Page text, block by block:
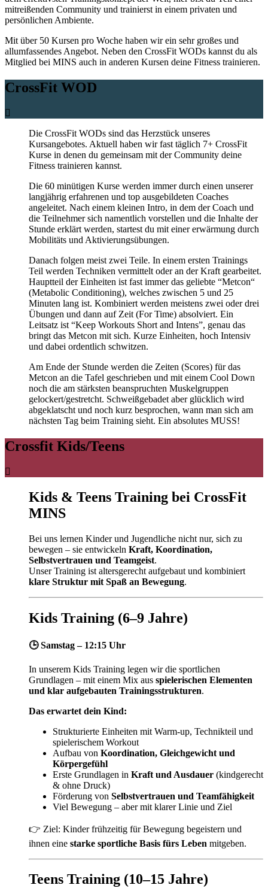
mitreißenden Community und trainierst in einem privaten und
persönlichen Ambiente.
Mit über 50 Kursen pro Woche haben wir ein sehr großes und
allumfassendes Angebot. Neben den CrossFit WODs kannst du als
Mitglied bei MINS auch in anderen Kursen deine Fitness trainieren.
CrossFit WOD
Die CrossFit WODs sind das Herzstück unseres
Kursangebotes. Aktuell haben wir fast täglich 7+ CrossFit
Kurse in denen du gemeinsam mit der Community deine
Fitness trainieren kannst.
Die 60 minütigen Kurse werden immer durch einen unserer
langjährig erfahrenen und top ausgebildeten Coaches
angeleitet. Nach einem kleinen Intro, in dem der Coach und
die Teilnehmer sich namentlich vorstellen und die Inhalte der
Stunde erklärt werden, startest du mit einer erwärmung durch
Mobilitäts und Aktivierungsübungen.
Danach folgen meist zwei Teile. In einem ersten Trainings
Teil werden Techniken vermittelt oder an der Kraft gearbeitet.
Hauptteil der Einheiten ist fast immer das geliebte “Metcon“
(Metabolic Conditioning), welches zwischen 5 und 25
Minuten lang ist. Kombiniert werden meistens zwei oder drei
Übungen und dann auf Zeit (For Time) absolviert. Ein
Leitsatz ist “Keep Workouts Short and Intens”, genau das
bringt das Metcon mit sich. Kurze Einheiten, hoch Intensiv
und dabei ordentlich schwitzen.
Am Ende der Stunde werden die Zeiten (Scores) für das
Metcon an die Tafel geschrieben und mit einem Cool Down
noch die am stärksten beanspruchten Muskelgruppen
gelockert/gestretcht. Schweißgebadet aber glücklich wird
abgeklatscht und noch kurz besprochen, wann man sich am
nächsten Tag beim Training sieht. Ein absolutes MUSS!
Crossfit Kids/Teens
Kids & Teens Training bei CrossFit
MINS
Bei uns lernen Kinder und Jugendliche nicht nur, sich zu
bewegen – sie entwickeln Kraft, Koordination,
Selbstvertrauen und Teamgeist.
Unser Training ist altersgerecht aufgebaut und kombiniert
klare Struktur mit Spaß an Bewegung.
Kids Training (6–9 Jahre)
🕒 Samstag – 12:15 Uhr
In unserem Kids Training legen wir die sportlichen
Grundlagen – mit einem Mix aus spielerischen Elementen
und klar aufgebauten Trainingsstrukturen.
Das erwartet dein Kind:
Strukturierte Einheiten mit Warm-up, Technikteil und
spielerischem Workout
Aufbau von Koordination, Gleichgewicht und
Körpergefühl
Erste Grundlagen in Kraft und Ausdauer (kindgerecht
& ohne Druck)
Förderung von Selbstvertrauen und Teamfähigkeit
Viel Bewegung – aber mit klarer Linie und Ziel
👉 Ziel: Kinder frühzeitig für Bewegung begeistern und
ihnen eine starke sportliche Basis fürs Leben mitgeben.
Teens Training (10–15 Jahre)